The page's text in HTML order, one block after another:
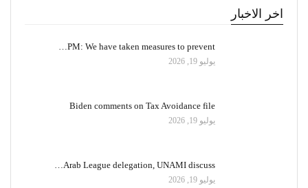
اخر الاخبار
PM: We have taken measures to prevent…
يوليو 19, 2026
Biden comments on Tax Avoidance file
يوليو 19, 2026
Arab League delegation, UNAMI discuss…
يوليو 19, 2026